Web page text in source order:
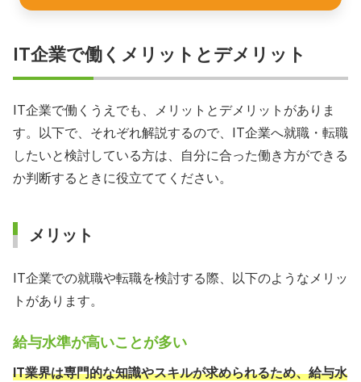
IT企業で働くメリットとデメリット
IT企業で働くうえでも、メリットとデメリットがありま
す。以下で、それぞれ解説するので、IT企業へ就職・転職
したいと検討している方は、自分に合った働き方ができる
か判断するときに役立ててください。
メリット
IT企業での就職や転職を検討する際、以下のようなメリッ
トがあります。
給与水準が高いことが多い
IT業界は専門的な知識やスキルが求められるため、給与水